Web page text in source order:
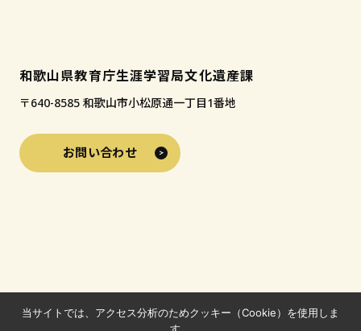
和歌山県教育庁生涯学習局文化遺産課
〒640-8585 和歌山市小松原通一丁目1番地
お問い合わせ
当サイトでは、アクセス分析のためクッキー（Cookie）を使用しま